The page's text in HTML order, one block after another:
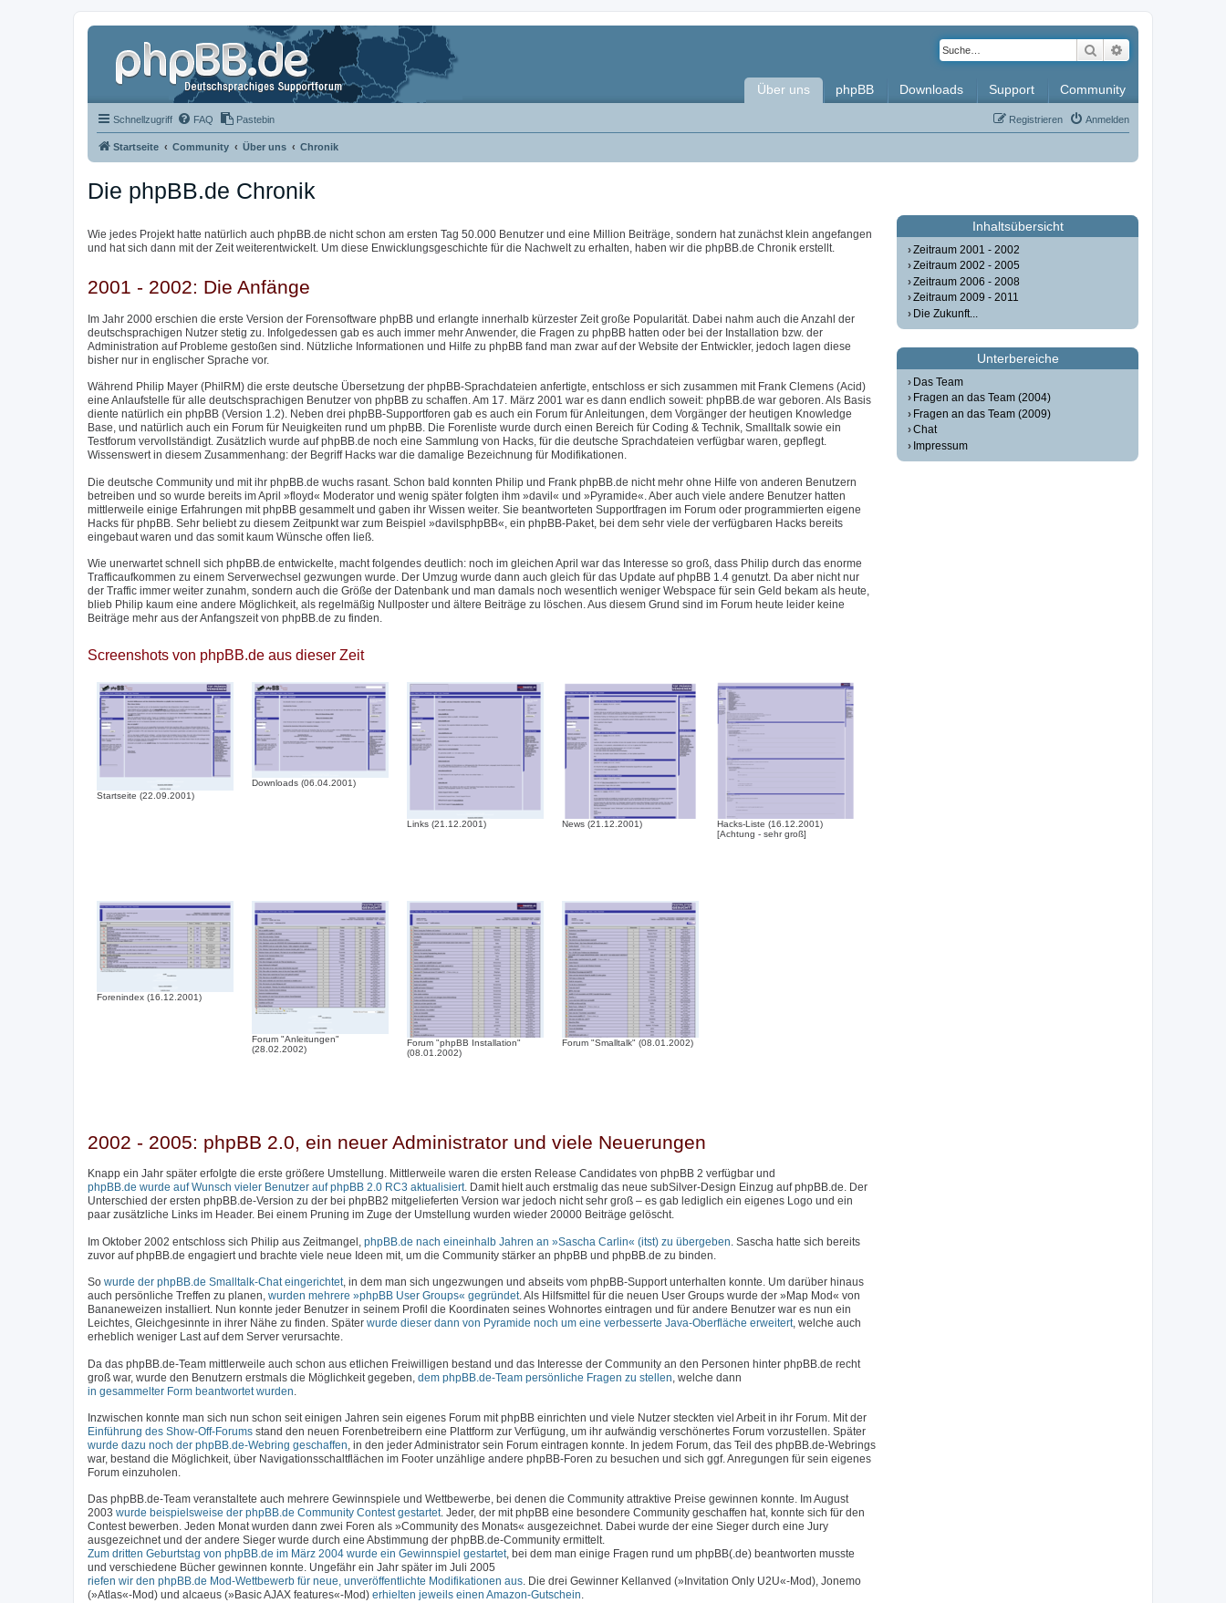
Suche
Über uns phpBB Downloads Support Community
Schnellzugriff FAQ Pastebin Anmelden
Registrieren
Startseite Community Über uns Chronik
Die phpBB.de Chronik
Wie jedes Projekt hatte natürlich auch phpBB.de nicht schon am ersten Tag 50.000 Benutzer und eine Million Beiträge, sondern hat zunächst klein angefangen
und hat sich dann mit der Zeit weiterentwickelt. Um diese Enwicklungsgeschichte für die Nachwelt zu erhalten, haben wir die phpBB.de Chronik erstellt.
2001 - 2002: Die Anfänge
Im Jahr 2000 erschien die erste Version der Forensoftware phpBB und erlangte innerhalb kürzester Zeit große Popularität. Dabei nahm auch die Anzahl der
deutschsprachigen Nutzer stetig zu. Infolgedessen gab es auch immer mehr Anwender, die Fragen zu phpBB hatten oder bei der Installation bzw. der
Administration auf Probleme gestoßen sind. Nützliche Informationen und Hilfe zu phpBB fand man zwar auf der Website der Entwickler, jedoch lagen diese
bisher nur in englischer Sprache vor.
Während Philip Mayer (PhilRM) die erste deutsche Übersetzung der phpBB-Sprachdateien anfertigte, entschloss er sich zusammen mit Frank Clemens (Acid)
eine Anlaufstelle für alle deutschsprachigen Benutzer von phpBB zu schaffen. Am 17. März 2001 war es dann endlich soweit: phpBB.de war geboren. Als Basis
diente natürlich ein phpBB (Version 1.2). Neben drei phpBB-Supportforen gab es auch ein Forum für Anleitungen, dem Vorgänger der heutigen Knowledge
Base, und natürlich auch ein Forum für Neuigkeiten rund um phpBB. Die Forenliste wurde durch einen Bereich für Coding & Technik, Smalltalk sowie ein
Testforum vervollständigt. Zusätzlich wurde auf phpBB.de noch eine Sammlung von Hacks, für die deutsche Sprachdateien verfügbar waren, gepflegt.
Wissenswert in diesem Zusammenhang: der Begriff Hacks war die damalige Bezeichnung für Modifikationen.
Die deutsche Community und mit ihr phpBB.de wuchs rasant. Schon bald konnten Philip und Frank phpBB.de nicht mehr ohne Hilfe von anderen Benutzern
betreiben und so wurde bereits im April »floyd« Moderator und wenig später folgten ihm »davil« und »Pyramide«. Aber auch viele andere Benutzer hatten
mittlerweile einige Erfahrungen mit phpBB gesammelt und gaben ihr Wissen weiter. Sie beantworteten Supportfragen im Forum oder programmierten eigene
Hacks für phpBB. Sehr beliebt zu diesem Zeitpunkt war zum Beispiel »davilsphpBB«, ein phpBB-Paket, bei dem sehr viele der verfügbaren Hacks bereits
eingebaut waren und das somit kaum Wünsche offen ließ.
Wie unerwartet schnell sich phpBB.de entwickelte, macht folgendes deutlich: noch im gleichen April war das Interesse so groß, dass Philip durch das enorme
Trafficaufkommen zu einem Serverwechsel gezwungen wurde. Der Umzug wurde dann auch gleich für das Update auf phpBB 1.4 genutzt. Da aber nicht nur
der Traffic immer weiter zunahm, sondern auch die Größe der Datenbank und man damals noch wesentlich weniger Webspace für sein Geld bekam als heute,
blieb Philip kaum eine andere Möglichkeit, als regelmäßig Nullposter und ältere Beiträge zu löschen. Aus diesem Grund sind im Forum heute leider keine
Beiträge mehr aus der Anfangszeit von phpBB.de zu finden.
Screenshots von phpBB.de aus dieser Zeit
Startseite (22.09.2001)
Downloads (06.04.2001)
Links (21.12.2001) News (21.12.2001)
Hacks-Liste (16.12.2001)
[Achtung - sehr groß]
Forenindex (16.12.2001)
Forum "Anleitungen"
(28.02.2002)
Forum "phpBB Installation"
(08.01.2002)
Forum "Smalltalk" (08.01.2002)
2002 - 2005: phpBB 2.0, ein neuer Administrator und viele Neuerungen
Knapp ein Jahr später erfolgte die erste größere Umstellung. Mittlerweile waren die ersten Release Candidates von phpBB 2 verfügbar und
phpBB.de wurde auf Wunsch vieler Benutzer auf phpBB 2.0 RC3 aktualisiert. Damit hielt auch erstmalig das neue subSilver-Design Einzug auf phpBB.de. Der
Unterschied der ersten phpBB.de-Version zu der bei phpBB2 mitgelieferten Version war jedoch nicht sehr groß – es gab lediglich ein eigenes Logo und ein
paar zusätzliche Links im Header. Bei einem Pruning im Zuge der Umstellung wurden wieder 20000 Beiträge gelöscht.
Im Oktober 2002 entschloss sich Philip aus Zeitmangel, phpBB.de nach eineinhalb Jahren an »Sascha Carlin« (itst) zu übergeben . Sascha hatte sich bereits
zuvor auf phpBB.de engagiert und brachte viele neue Ideen mit, um die Community stärker an phpBB und phpBB.de zu binden.
So wurde der phpBB.de Smalltalk-Chat eingerichtet, in dem man sich ungezwungen und abseits vom phpBB-Support unterhalten konnte. Um darüber hinaus
auch persönliche Treffen zu planen, wurden mehrere »phpBB User Groups« gegründet. Als Hilfsmittel für die neuen User Groups wurde der »Map Mod« von
Bananeweizen installiert. Nun konnte jeder Benutzer in seinem Profil die Koordinaten seines Wohnortes eintragen und für andere Benutzer war es nun ein
Leichtes, Gleichgesinnte in ihrer Nähe zu finden. Später wurde dieser dann von Pyramide noch um eine verbesserte Java-Oberfläche erweitert, welche auch
erheblich weniger Last auf dem Server verursachte.
Da das phpBB.de-Team mittlerweile auch schon aus etlichen Freiwilligen bestand und das Interesse der Community an den Personen hinter phpBB.de recht
groß war, wurde den Benutzern erstmals die Möglichkeit gegeben, dem phpBB.de-Team persönliche Fragen zu stellen , welche dann
in gesammelter Form beantwortet wurden
Inzwischen konnte man sich nun schon seit einigen Jahren sein eigenes Forum mit phpBB einrichten und viele Nutzer steckten viel Arbeit in ihr Forum. Mit der
Einführung des Show-Off-Forums stand den neuen Forenbetreibern eine Plattform zur Verfügung, um ihr aufwändig verschönertes Forum vorzustellen. Später
wurde dazu noch der phpBB.de-Webring geschaffen, in den jeder Administrator sein Forum eintragen konnte. In jedem Forum, das Teil des phpBB.de-Webrings
war, bestand die Möglichkeit, über Navigationsschaltflächen im Footer unzählige andere phpBB-Foren zu besuchen und sich ggf. Anregungen für sein eigenes
Forum einzuholen.
Das phpBB.de-Team veranstaltete auch mehrere Gewinnspiele und Wettbewerbe, bei denen die Community attraktive Preise gewinnen konnte. Im August
2003 wurde beispielsweise der phpBB.de Community Contest gestartet. Jeder, der mit phpBB eine besondere Community geschaffen hat, konnte sich für den
Contest bewerben. Jeden Monat wurden dann zwei Foren als »Community des Monats« ausgezeichnet. Dabei wurde der eine Sieger durch eine Jury
ausgezeichnet und der andere Sieger wurde durch eine Abstimmung der phpBB.de-Community ermittelt.
Zum dritten Geburtstag von phpBB.de im März 2004 wurde ein Gewinnspiel gestartet, bei dem man einige Fragen rund um phpBB(.de) beantworten musste
und verschiedene Bücher gewinnen konnte. Ungefähr ein Jahr später im Juli 2005
riefen wir den phpBB.de Mod-Wettbewerb für neue, unveröffentlichte Modifikationen aus. Die drei Gewinner Kellanved (»Invitation Only U2U«-Mod), Jonemo
(»Atlas«-Mod) und alcaeus (»Basic AJAX features«-Mod) erhielten jeweils einen Amazon-Gutschein.
Inhaltsübersicht
Zeitraum 2001 - 2002
Zeitraum 2002 - 2005
Zeitraum 2006 - 2008
Zeitraum 2009 - 2011
Die Zukunft...
Unterbereiche
Das Team
Fragen an das Team (2004)
Fragen an das Team (2009)
Chat
Impressum